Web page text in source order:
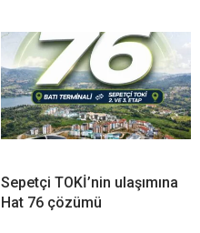
Sepetçi TOKİ’nin ulaşımına
Hat 76 çözümü